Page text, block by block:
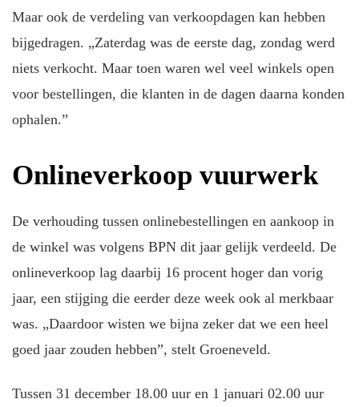
Maar ook de verdeling van verkoopdagen kan hebben
bijgedragen. „Zaterdag was de eerste dag, zondag werd
niets verkocht. Maar toen waren wel veel winkels open
voor bestellingen, die klanten in de dagen daarna konden
ophalen.”
Onlineverkoop vuurwerk
De verhouding tussen onlinebestellingen en aankoop in
de winkel was volgens BPN dit jaar gelijk verdeeld. De
onlineverkoop lag daarbij 16 procent hoger dan vorig
jaar, een stijging die eerder deze week ook al merkbaar
was. „Daardoor wisten we bijna zeker dat we een heel
goed jaar zouden hebben”, stelt Groeneveld.
Tussen 31 december 18.00 uur en 1 januari 02.00 uur